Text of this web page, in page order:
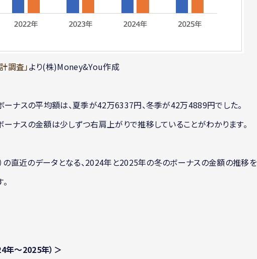
調査」より(株)Money&You作成
ナスの平均額は、夏季が42万6337円、冬季が42万4889円でした。
ナスの金額は少しずつ右肩上がりで推移していることがわかります。
直近のデータとなる、2024年と2025年の冬のボーナスの金額の推移を
年〜2025年）＞